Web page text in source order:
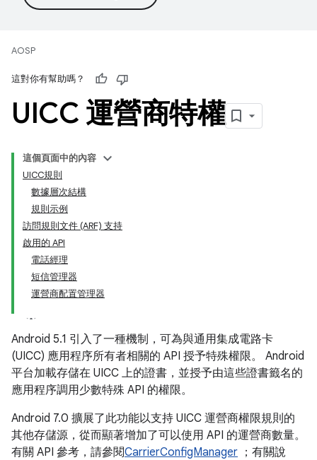
AOSP
這對你有幫助嗎？
UICC 運營商特權
這個頁面中的內容
UICC規則
數據層次結構
規則示例
訪問規則文件 (ARF) 支持
啟用的 API
電話經理
短信管理器
運營商配置管理器
Android 5.1 引入了一種機制，可為與通用集成電路卡
(UICC) 應用程序所有者相關的 API 授予特殊權限。 Android
平台加載存儲在 UICC 上的證書，並授予由這些證書籤名的
應用程序調用少數特殊 API 的權限。
Android 7.0 擴展了此功能以支持 UICC 運營商權限規則的
其他存儲源，從而顯著增加了可以使用 API 的運營商數量。
有關 API 參考，請參閱CarrierConfigManager ；有關說